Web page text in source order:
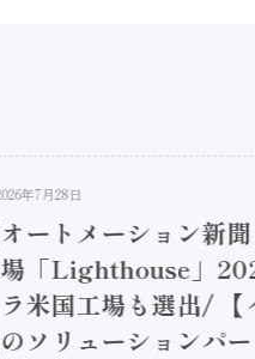
年7月28日
ートメーション新
「Lighthouse」
米国工場も選出/
ソリューションパ